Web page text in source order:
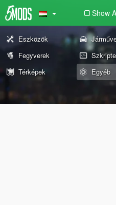
Show
Eszközök
Fegyverek
Térképek
Egyéb